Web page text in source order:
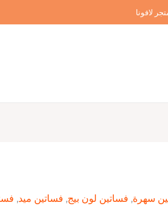
لافونا
سهرة, فساتين لون بيج, فساتين ميد,